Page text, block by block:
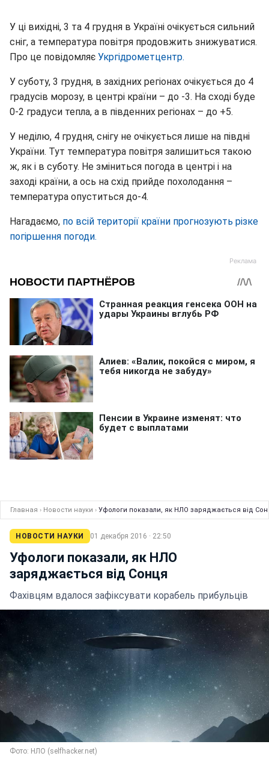
У ці вихідні, 3 та 4 грудня в Україні очікується сильний
сніг, а температура повітря продовжить знижуватися.
Про це повідомляє Укргідрометцентр.
У суботу, 3 грудня, в західних регіонах очікується до 4
градусів морозу, в центрі країни – до -3. На сході буде
0-2 градуси тепла, а в південних регіонах – до +5.
У неділю, 4 грудня, снігу не очікується лише на півдні
України. Тут температура повітря залишиться такою
ж, як і в суботу. Не зміниться погода в центрі і на
заході країни, а ось на схід прийде похолодання –
температура опуститься до-4.
Нагадаємо, по всій території країни прогнозують різке
погіршення погоди.
Главная › Новости науки › Уфологи показали, як НЛО заряджається від
НОВОСТИ НАУКИ 01 декабря 2016 · 22:50
Уфологи показали, як НЛО
заряджається від Сонця
Фахівцям вдалося зафіксувати корабель прибульців
Фото: НЛО (selfhacker.net)